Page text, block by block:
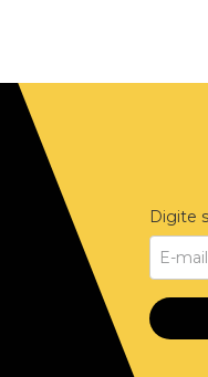
Digite